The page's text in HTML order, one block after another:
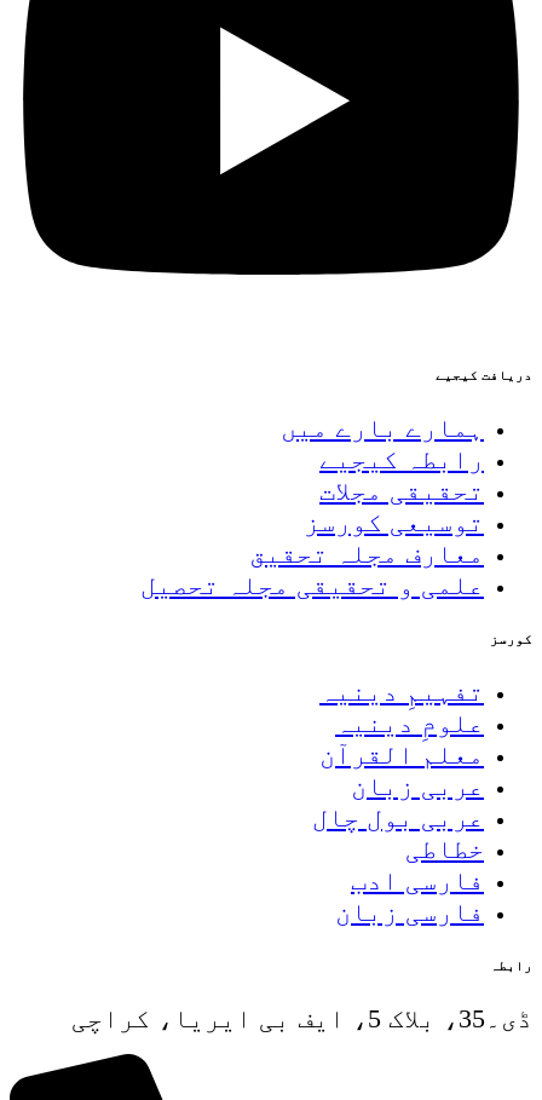
دریافت کیجیے
ہمارے بارے میں
رابطہ کیجیے
تحقیقی مجلات
توسیعی کورسز
معارف مجلہ تحقیق
علمی و تحقیقی مجلہ تحصیل
کورسز
تفہیمِ دینیہ
علومِ دینیہ
معلم القرآن
عربی زبان
عربی بول چال
خطاطی
فارسی ادب
فارسی زبان
رابطہ
ڈی۔35، بلاک 5، ایف بی ایریا، کراچی